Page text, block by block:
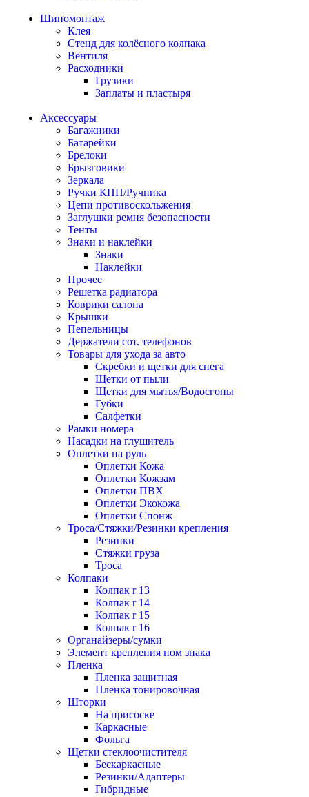
Шиномонтаж
Клея
Стенд для колёсного колпака
Вентиля
Расходники
Грузики
Заплаты и пластыря
Аксессуары
Багажники
Батарейки
Брелоки
Брызговики
Зеркала
Ручки КПП/Ручника
Цепи противоскольжения
Заглушки ремня безопасности
Тенты
Знаки и наклейки
Знаки
Наклейки
Прочее
Решетка радиатора
Коврики салона
Крышки
Пепельницы
Держатели сот. телефонов
Товары для ухода за авто
Скребки и щетки для снега
Щетки от пыли
Щетки для мытья/Водосгоны
Губки
Салфетки
Рамки номера
Насадки на глушитель
Оплетки на руль
Оплетки Кожа
Оплетки Кожзам
Оплетки ПВХ
Оплетки Экокожа
Оплетки Спонж
Троса/Стяжки/Резинки крепления
Резинки
Стяжки груза
Троса
Колпаки
Колпак r 13
Колпак r 14
Колпак r 15
Колпак r 16
Органайзеры/сумки
Элемент крепления ном знака
Пленка
Пленка защитная
Пленка тонировочная
Шторки
На присоске
Каркасные
Фольга
Щетки стеклоочистителя
Бескаркасные
Резинки/Адаптеры
Гибридные